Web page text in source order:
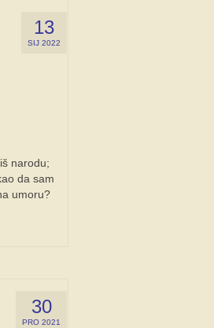
13
SIJ 2022
narodu;
da sam
umoru?
30
PRO 2021